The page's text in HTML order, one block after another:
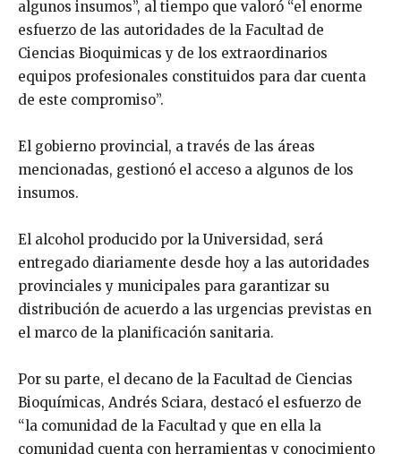
algunos insumos”, al tiempo que valoró “el enorme
esfuerzo de las autoridades de la Facultad de
Ciencias Bioquimicas y de los extraordinarios
equipos profesionales constituidos para dar cuenta
de este compromiso”.
El gobierno provincial, a través de las áreas
mencionadas, gestionó el acceso a algunos de los
insumos.
El alcohol producido por la Universidad, será
entregado diariamente desde hoy a las autoridades
provinciales y municipales para garantizar su
distribución de acuerdo a las urgencias previstas en
el marco de la planificación sanitaria.
Por su parte, el decano de la Facultad de Ciencias
Bioquímicas, Andrés Sciara, destacó el esfuerzo de
“la comunidad de la Facultad y que en ella la
comunidad cuenta con herramientas y conocimiento